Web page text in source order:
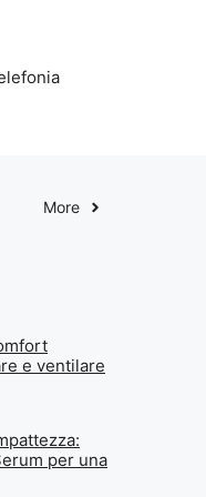
More
e ventilare
per una